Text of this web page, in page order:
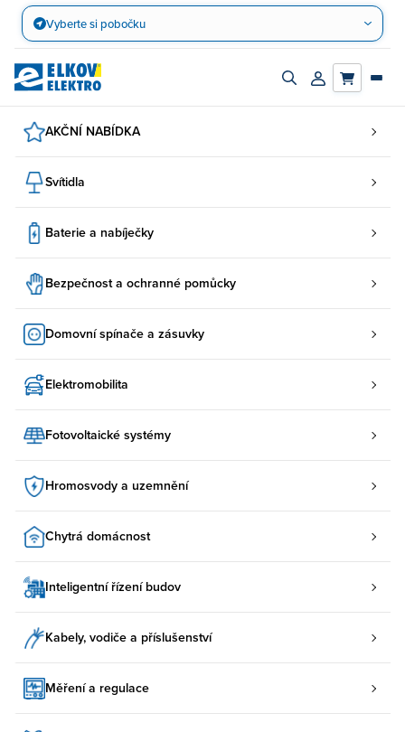
Přejít
obsah
Vyberte si pobočku
Zapnout/vypnout
Přihlásit/
AKČNÍ NABÍDKA
Svítidla
Baterie a nabíječky
Bezpečnost a ochranné pomůcky
Domovní spínače a zásuvky
Elektromobilita
Fotovoltaické systémy
Hromosvody a uzemnění
Chytrá domácnost
Inteligentní řízení budov
Kabely, vodiče a příslušenství
Měření a regulace